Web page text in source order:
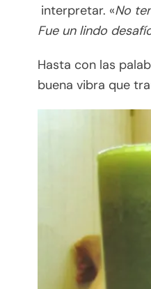
interpretar. «No
Fue un lindo
Hasta con las
buena vibra que